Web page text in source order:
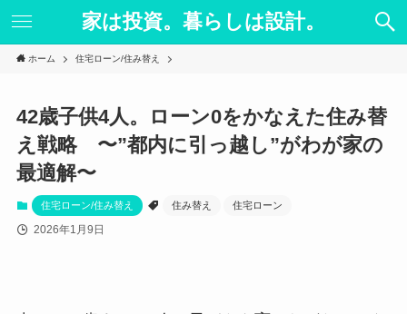
家は投資。暮らしは設計。
ホーム 住宅ローン/住み替え
42歳子供4人。ローン0をかなえた住み替
え戦略 〜”都内に引っ越し”がわが家の
最適解〜
住宅ローン/住み替え 住み替え 住宅ローン
2026年1月9日